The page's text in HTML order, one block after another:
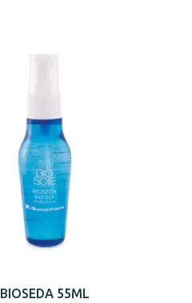
VISTA RÁPIDA
BIOSEDA 55ML